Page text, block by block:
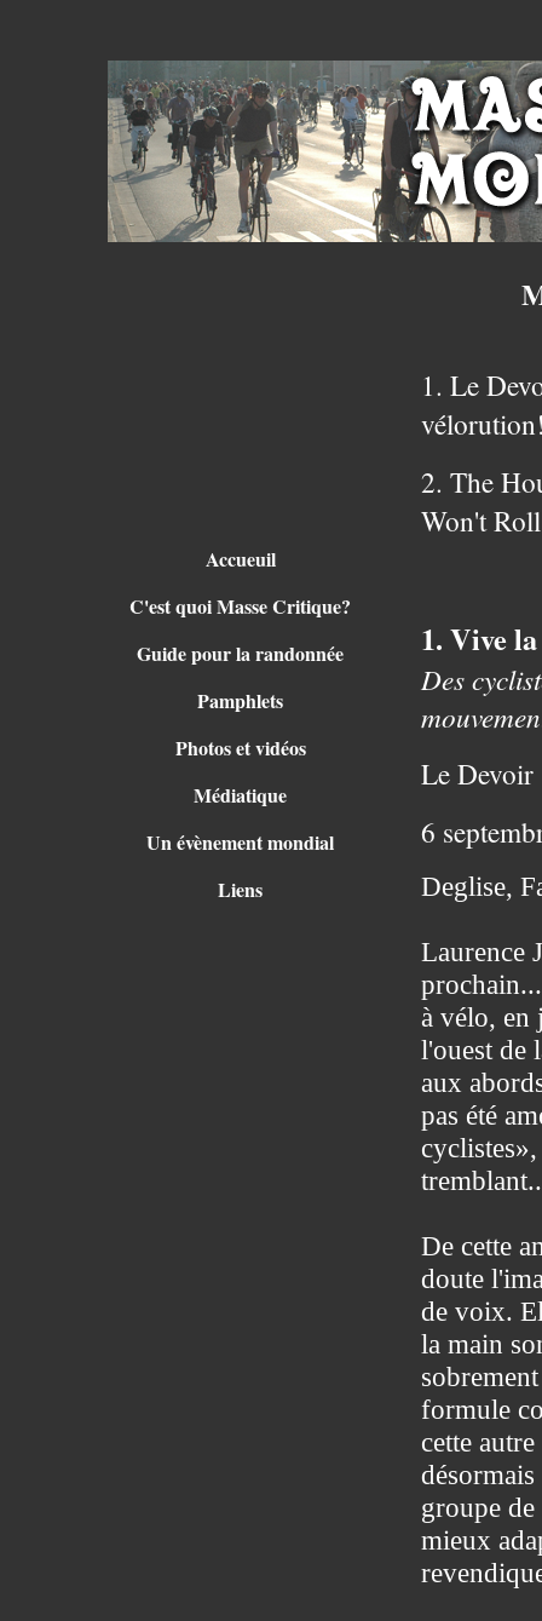
Accueuil
C'est quoi Masse Critique?
Guide pour la randonnée
Pamphlets
Photos et vidéos
Médiatique
Un évènement mondial
Liens
1. Le
2. The
Won't
1. Vive
Des
Le Devoir
6
Deglise,
Laurence
à vélo, en
l'ouest de
aux
pas été
tremblant..
De cette
doute
de voix.
la main
formule
cette
groupe
mieux